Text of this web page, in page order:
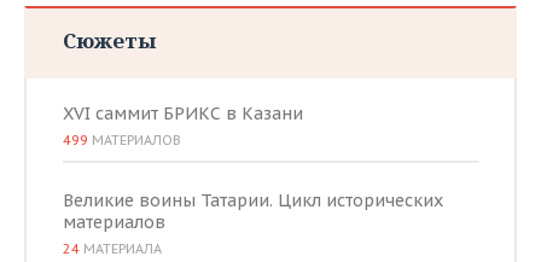
Сюжеты
XVI саммит БРИКС в Казани
499 МАТЕРИАЛОВ
Великие воины Татарии. Цикл исторических
материалов
24 МАТЕРИАЛА